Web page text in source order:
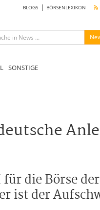
BLOGS BÖRSENLEXIKON
SONSTIGE
die Börse der
ist der